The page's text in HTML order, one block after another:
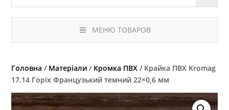
МЕНЮ ТОВАРОВ
Головна / Матеріали / Кромка ПВХ / Крайка ПВХ Kromag
17.14 Горіх Французький темний 22×0,6 мм